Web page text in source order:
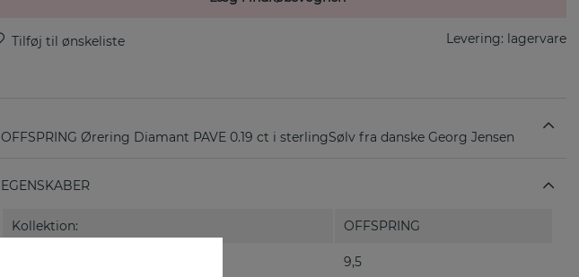
Levering: lagervare
OFFSPRING Ørering Diamant PAVE 0.19 ct i sterlingSølv fra danske Georg Jensen
EGENSKABER
Kollektion: OFFSPRING
9,5